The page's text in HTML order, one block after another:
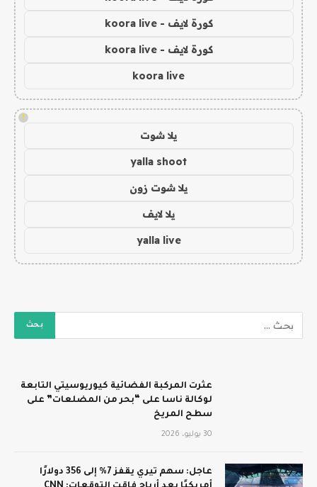
كورة لايف - koora live
كورة لايف - koora live
koora live
!
يلا شوت
yalla shoot
يلا شوت زون
يلا لايف
yalla live
عثرت المركبة الفضائية كيوريوسيتي التابعة
لوكالة ناسا على “بحر من المضلعات” على
سطح المريخ
30 يوليو، 2026
عاجل: سهم تيري يقفز 7% إلى 356 دولارًا